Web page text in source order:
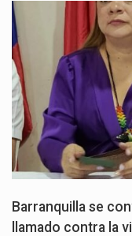
Barranquilla se
llamado contra la